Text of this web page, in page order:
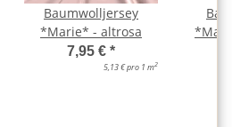
Baumwolljersey
*Marie* - altrosa
7,95 € *
5,13 € pro 1 m2